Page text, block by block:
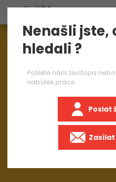
Aktuálně1543
Nenašli jste,
hledali ?
Pošlete nám životopis
nabídek práce
Poslat